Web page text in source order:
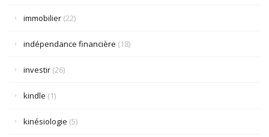
immobilier (22)
indépendance financière (18)
investir (26)
kindle (1)
kinésiologie (5)